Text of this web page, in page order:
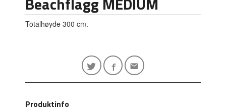
Totalhøyde 300 cm.
Produktinfo